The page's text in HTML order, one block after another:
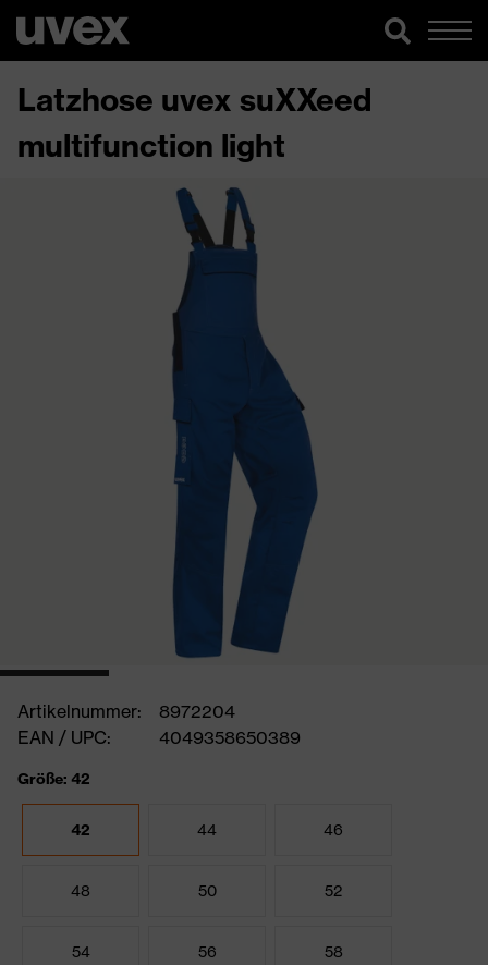
Latzhose uvex suXXeed
multifunction light
Artikelnummer:
8972204
EAN / UPC:
4049358650389
Größe: 42
42 44 46
48 50 52
54 56 58